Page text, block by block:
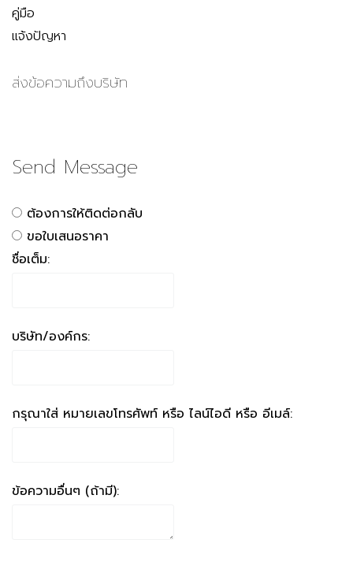
คู่มือ
แจ้งปัญหา
ส่งข้อความถึงบริษัท
Send Message
ต้องการให้ติดต่อกลับ
ขอใบเสนอราคา
ชื่อเต็ม:
บริษัท/องค์กร:
กรุณาใส่ หมายเลขโทรศัพท์ หรือ ไลน์ไอดี หรือ อีเมล์:
ข้อความอื่นๆ (ถ้ามี):